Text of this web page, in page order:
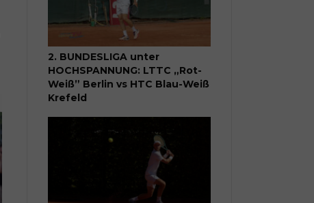
2. BUNDESLIGA unter
HOCHSPANNUNG: LTTC „Rot-
Weiß” Berlin vs HTC Blau-Weiß
Krefeld